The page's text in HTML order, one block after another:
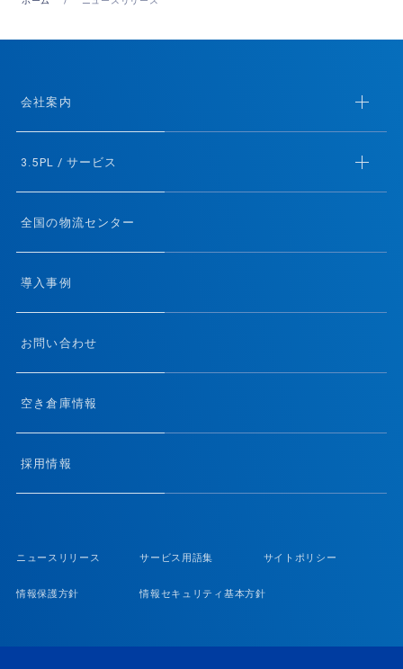
会社案内
3.5PL / サービス
全国の物流センター
導入事例
お問い合わせ
空き倉庫情報
採用情報
ニュースリリース サービス用語集 サイトポリシー
情報保護方針 情報セキュリティ基本方針